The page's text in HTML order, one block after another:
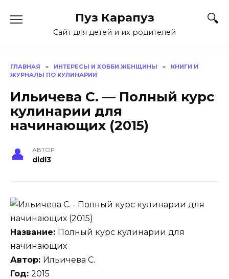
Пуз Карапуз
Сайт для детей и их родителей
ГЛАВНАЯ » ИНТЕРЕСЫ И ХОББИ ЖЕНЩИНЫ »
КНИГИ И
ЖУРНАЛЫ ПО КУЛИНАРИИ
Ильичева С. — Полный курс
кулинарии для
начинающих (2015)
АВТОР
didl3
Название: Полный курс кулинарии для
начинающих
Автор: Ильичева С.
Год: 2015